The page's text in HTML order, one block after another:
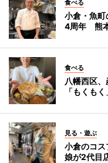
食べる
小倉・魚
4周年 熊
食べる
八幡西区
「もくもく
見る・遊ぶ
小倉のコス
娘が2代目